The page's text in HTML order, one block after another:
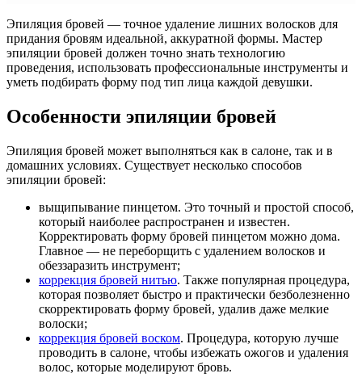
Эпиляция бровей — точное удаление лишних волосков для
придания бровям идеальной, аккуратной формы. Мастер
эпиляции бровей должен точно знать технологию
проведения, использовать профессиональные инструменты и
уметь подбирать форму под тип лица каждой девушки.
Особенности эпиляции бровей
Эпиляция бровей может выполняться как в салоне, так и в
домашних условиях. Существует несколько способов
эпиляции бровей:
выщипывание пинцетом. Это точный и простой способ,
который наиболее распространен и известен.
Корректировать форму бровей пинцетом можно дома.
Главное — не переборщить с удалением волосков и
обеззаразить инструмент;
коррекция бровей нитью. Также популярная процедура,
которая позволяет быстро и практически безболезненно
скорректировать форму бровей, удалив даже мелкие
волоски;
коррекция бровей воском. Процедура, которую лучше
проводить в салоне, чтобы избежать ожогов и удаления
волос, которые моделируют бровь.